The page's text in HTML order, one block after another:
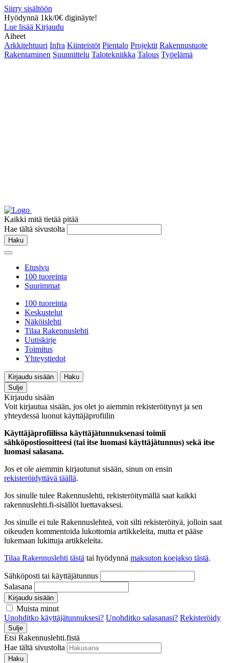
Siirry sisältöön
Hyödynnä 1kk/0€ diginäyte!
Lue lisää Kirjaudu
Aiheet
Arkkitehtuuri Infra Kiinteistöt Pientalo Projektit Rakennustuote
Rakentaminen Suunnittelu Talotekniikka Talous Työelämä
Kaikki mitä tietää pitää
Hae tältä sivustolta
Haku
Etusivu
100 tuoreinta
Suurimmat
100 tuoreinta
Keskustelut
Näköislehti
Tilaa Rakennuslehti
Uutiskirje
Toimitus
Yhteystiedot
Kirjaudu sisään
Haku
Sulje
Kirjaudu sisään
Voit kirjautua sisään, jos olet jo aiemmin rekisteröitynyt ja sen
yhteydessä luonut käyttäjäprofiilin
Käyttäjäprofiilissa käyttäjätunnuksenasi toimii
sähköpostiosoitteesi (tai itse luomasi käyttäjätunnus) sekä itse
luomasi salasana.
Jos et ole aiemmin kirjautunut sisään, sinun on ensin
rekisteröidyttävä täällä.
Jos sinulle tulee Rakennuslehti, rekisteröitymällä saat kaikki
rakennuslehti.fi-sisällöt luettavaksesi.
Jos sinulle ei tule Rakennuslehteä, voit silti rekisteröityä, jolloin saat
oikeuden kommentoida lukottomia artikkeleita, mutta et pääse
lukemaan lukittuja artikkeleita.
Tilaa Rakennuslehti tästä tai hyödynnä maksuton koejakso tästä.
Sähköposti tai käyttäjätunnus
Salasana
Kirjaudu sisään
Muista minut
Unohditko käyttäjätunnuksesi? Unohditko salasanasi? Rekisteröidy
Sulje
Etsi Rakennuslehti.fistä
Hae tältä sivustolta
Haku